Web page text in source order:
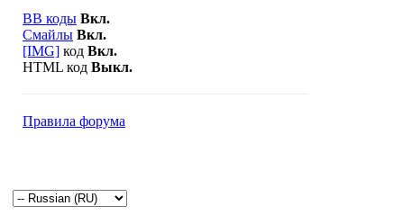
BB коды Вкл.
Смайлы Вкл.
[IMG] код Вкл.
HTML код Выкл.
Правила форума